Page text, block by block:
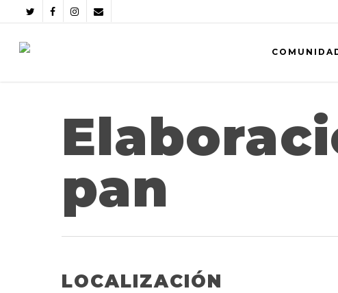
pan
LOCALIZACIÓN